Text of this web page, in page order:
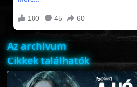
FELIRATOS FILMEK
AKCIÓ
VÍGJÁTÉK
Az archívum
Cikkek találhatók